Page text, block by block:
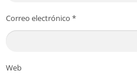
Correo electrónico *
Web